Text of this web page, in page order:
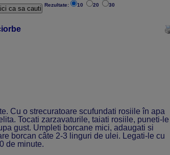
Rezultate: 10 20 30
Cu o strecuratoare scufundati rosiile în apa
Tocati zarzavaturile, taiati rosiile, puneti-le
gust. Umpleti borcane mici, adaugati si
borcan câte 2-3 linguri de ulei. Legati-le cu
de minute.